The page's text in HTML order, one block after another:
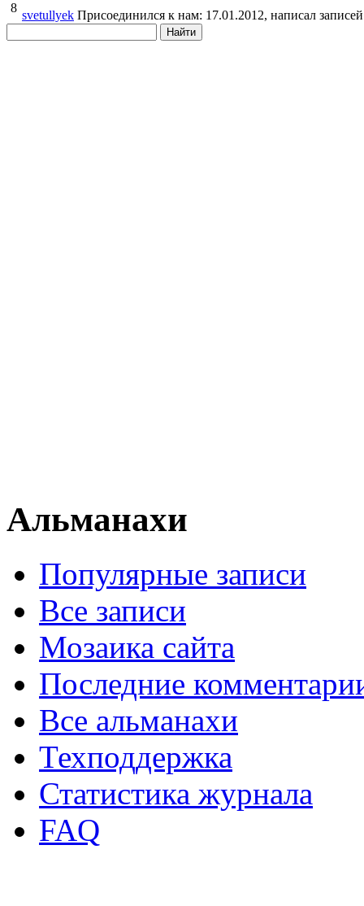
8
svetullyek Присоединился к нам: 17.01.2012, написал
Альманахи
Популярные записи
Все записи
Мозаика сайта
Последние
Все альманахи
Техподдержка
Статистика журнала
FAQ